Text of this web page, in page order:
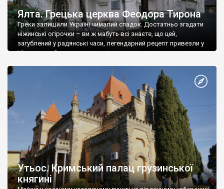
Ялта. Грецька церква Феодора Тирона
Греки залишили Україні чималий спадок. Достатньо згадати
ніжинські огірочки – ви ж мабуть всі знаєте, що цей,
загублений у радянські часи, легендарний рецепт привезли у
Ніжин греки?
Утьос. Кримський палац грузинської
княгині